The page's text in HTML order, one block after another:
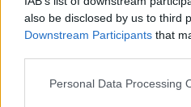
also be disclosed by us to third
Downstream Participants that
Personal Data Processing